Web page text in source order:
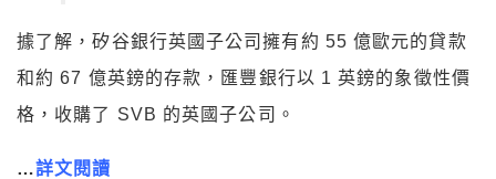
據了解，矽谷銀行英國子公司擁有約 55 億歐元的貸款
和約 67 億英鎊的存款，匯豐銀行以 1 英鎊的象徵性價
格，收購了 SVB 的英國子公司。
…詳文閱讀